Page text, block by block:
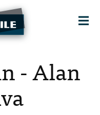
- Alan